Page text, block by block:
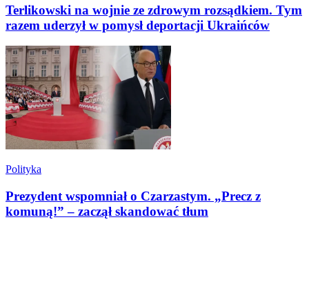
Terlikowski na wojnie ze zdrowym rozsądkiem. Tym
razem uderzył w pomysł deportacji Ukraińców
Polityka
Prezydent wspomniał o Czarzastym. „Precz z
komuną!” – zaczął skandować tłum